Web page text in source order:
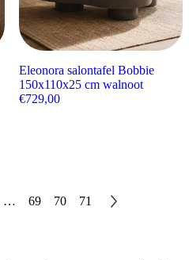
Eleonora salontafel Bobbie
150x110x25 cm walnoot
€729,00
… 69 70 71